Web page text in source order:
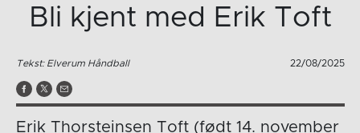
Bli kjent med Erik Toft
Tekst: Elverum Håndball 22/08/2025
Erik Thorsteinsen Toft (født 14. november